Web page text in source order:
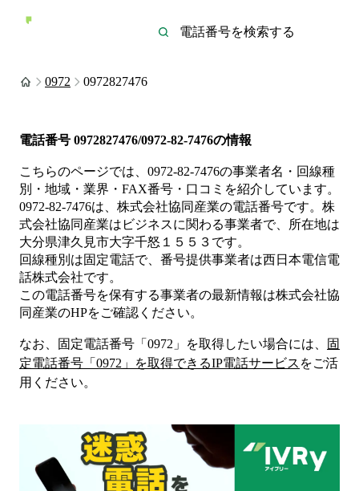
0972 0972827476
電話番号 0972827476/0972-82-7476の情報
こちらのページでは、 0972-82-7476の事業者名・回線種
別・地域・業界・FAX番号・口コミを紹介しています。
0972-82-7476は、 株式会社協同産業の電話番号です。 株
式会社協同産業は ビジネスに関わる事業者で、所在地は
大分県津久見市大字千怒１５５３ です。
回線種別は固定電話で、番号提供事業者は西日本電信電
話株式会社です。
この電話番号を保有する事業者の最新情報は株式会社協
同産業のHPをご確認ください。
なお、固定電話番号「 0972 」を取得したい場合には、
固
定電話番号「 0972 」を取得できるIP電話サービス をご活
用ください。